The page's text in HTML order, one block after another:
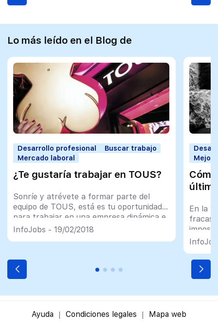
Lo más leído en el Blog de
Desarrollo profesional
Buscar trabajo
Mercado laboral
¿Te gustaría trabajar en TOUS?
Sonríe y atrévete a formar parte del
equipo de TOUS, está es tu oportunidad
para trabajar en una empresa dinámica e
innovadora
InfoJobs - 19/02/2018
En la
menos
empleo
Ayuda Condiciones legales Mapa web